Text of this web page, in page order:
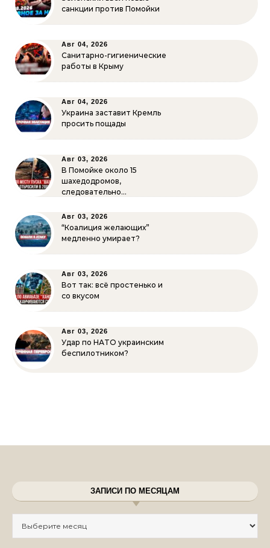
санкции против Помойки
Авг 04, 2026
Санитарно-гигиенические
работы в Крыму
Авг 04, 2026
Украина заставит Кремль
просить пощады
Авг 03, 2026
В Помойке около 15
шахедодромов,
следовательно…
Авг 03, 2026
“Коалиция желающих”
медленно умирает?
Авг 03, 2026
Вот так: всё простенько и
со вкусом
Авг 03, 2026
Удар по НАТО украинским
беспилотником?
ЗАПИСИ ПО МЕСЯЦАМ